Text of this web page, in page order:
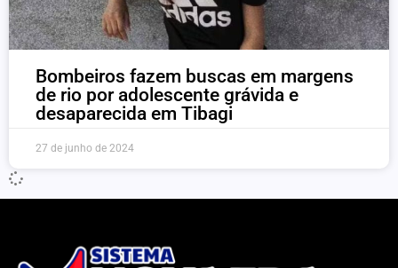
Bombeiros fazem buscas em margens
de rio por adolescente grávida e
desaparecida em Tibagi
27 de junho de 2024